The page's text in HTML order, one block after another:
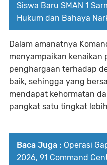
Siswa Baru SMAN 1
Hukum dan Bahaya
Dalam amanatnya
menyampaikan kenaikan
penghargaan terhadap
baik, sehingga yang
mendapat kehormatan
pangkat satu tingkat
Baca Juga : Operasi
2026, 91 Command